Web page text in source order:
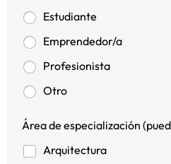
Estudiante
Emprendedor/a
Profesionista
Otro
Área de especialización
Arquitectura